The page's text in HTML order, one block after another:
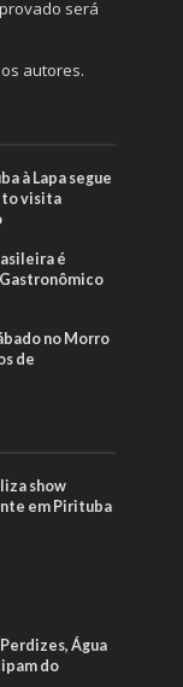
será
autores.
à Lapa segue
visita
é
no Morro
de
show
em Pirituba
Água
do